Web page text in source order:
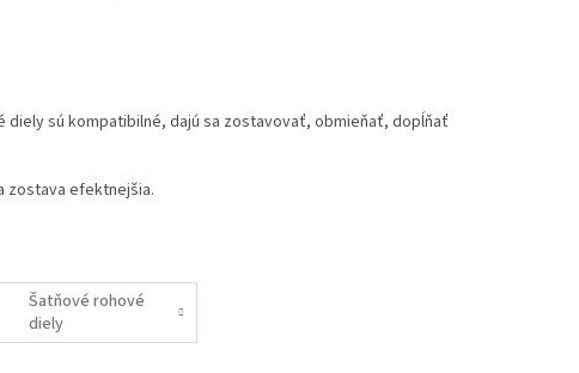
diely sú kompatibilné, dajú sa zostavovať, obmieňať, dopĺňať
zostava efektnejšia.
Šatňové rohové
diely